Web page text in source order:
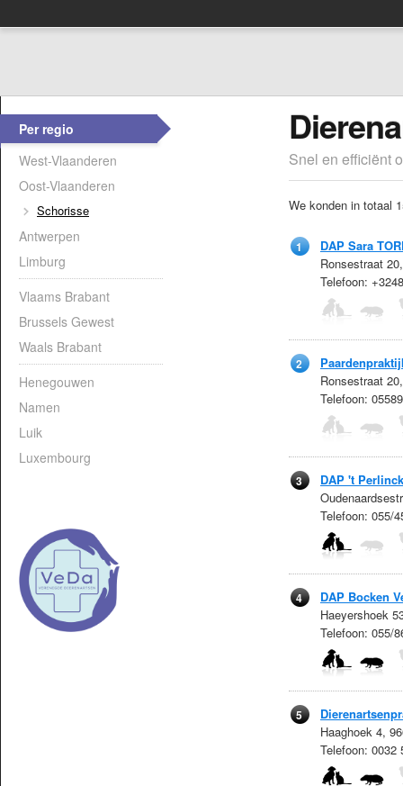
Per regio
West-Vlaanderen
Oost-Vlaanderen
Schorisse
Antwerpen
Limburg
Vlaams Brabant
Brussels Gewest
Waals Brabant
Henegouwen
Namen
Luik
Luxembourg
Snel en efficiënt
We konden in totaal
1
DAP Sara
Ronsestraat
Telefoon:
2
Ronsestraat
Telefoon:
3
DAP 't Perlinck
Telefoon: 055/
4
DAP Bocken
Haeyershoek
Telefoon: 055/
5
Haaghoek 4,
Telefoon: 0032